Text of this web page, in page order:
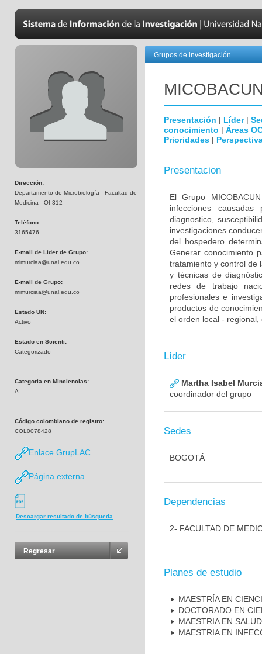
Dirección:
Departamento de Microbiología - Facultad de
Medicina - Of 312
Teléfono:
3165476
E-mail de Líder de Grupo:
mimurciaa@unal.edu.co
E-mail de Grupo:
mimurciaa@unal.edu.co
Estado UN:
Activo
Estado en Scienti:
Categorizado
Categoría en Minciencias:
A
Código colombiano de registro:
COL0078428
Enlace GrupLAC
Página externa
Descargar resultado de búsqueda
Regresar
Grupos de investigación
Presentación | Líder|
conocimiento | Áreas
Prioridades |
Presentacion
El Grupo
infecciones
diagnostico,
investigaciones
del hospedero
Generar conocimiento
tratamiento y control de
y técnicas de
redes de trabajo
profesionales e
productos de
el orden local -
Líder
Martha Isabel
coordinador del grupo
Sedes
BOGOTÁ
Dependencias
2- FACULTAD DE
Planes de estudio
MAESTRÍA EN
DOCTORADO EN
MAESTRIA EN
MAESTRIA EN